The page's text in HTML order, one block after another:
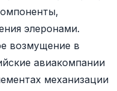
элеронами.
возмущение в
авиакомпании
механизации